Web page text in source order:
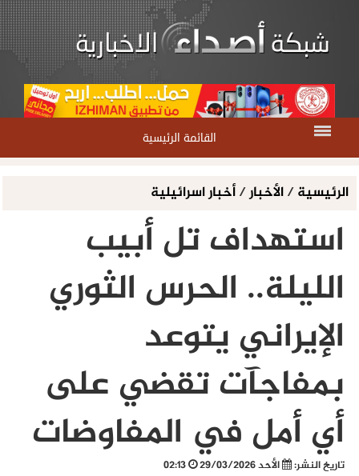
القائمة الرئيسية
الرئيسية/الأخبار/أخبار اسرائيلية
استهداف تل أبيب
الليلة.. الحرس الثوري
الإيراني يتوعد
بمفاجآت تقضي على
أي أمل في المفاوضات
تاريخ النشر: الأحد 29/03/2026